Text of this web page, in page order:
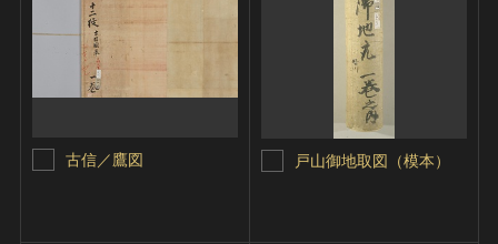
古信／鷹図 戸山御地取図（模本）